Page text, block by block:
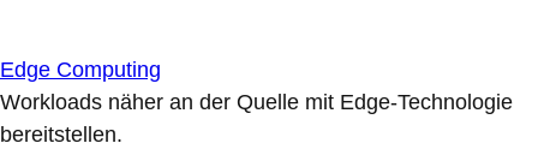
Edge Computing
Workloads näher an der Quelle mit Edge-Technologie
bereitstellen.